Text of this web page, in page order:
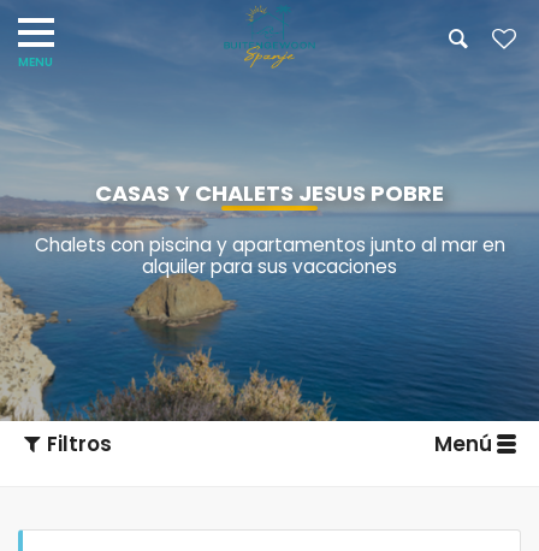
CASAS Y CHALETS JESUS POBRE
Chalets con piscina y apartamentos junto al mar en
alquiler para sus vacaciones
Filtros Menú